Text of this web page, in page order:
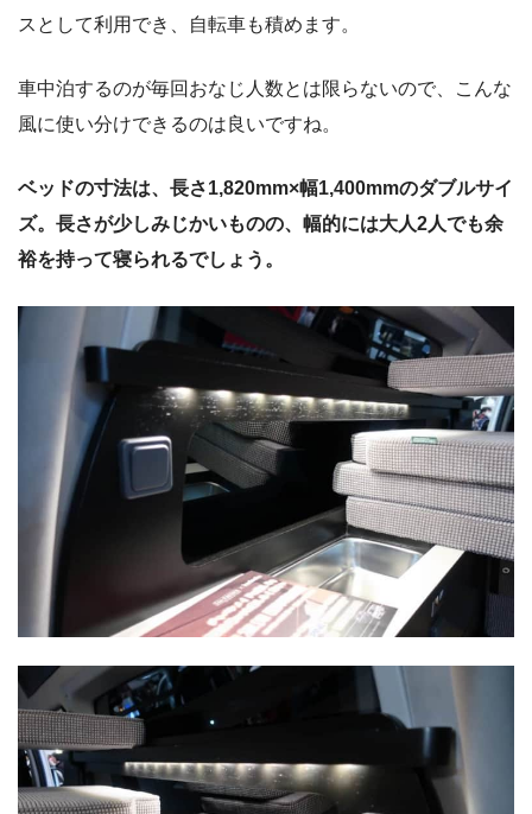
スとして利用でき、自転車も積めます。
車中泊するのが毎回おなじ人数とは限らないので、こんな
風に使い分けできるのは良いですね。
ベッドの寸法は、長さ1,820mm×幅1,400mmのダブルサイ
ズ。長さが少しみじかいものの、幅的には大人2人でも余
裕を持って寝られるでしょう。